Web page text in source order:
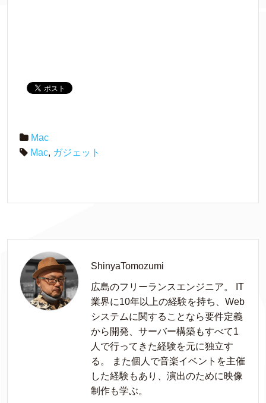
Mac
Mac, ガジェット
ShinyaTomozumi
広島のフリーランスエンジニア。 IT
業界に10年以上の経験を持ち、Web
システムに関することなら要件定義
から開発、サーバー構築もすべて1
人で行ってきた経験を元に独立す
る。 また個人で音楽イベントを主催
した経験もあり、演出のために映像
制作も学ぶ。